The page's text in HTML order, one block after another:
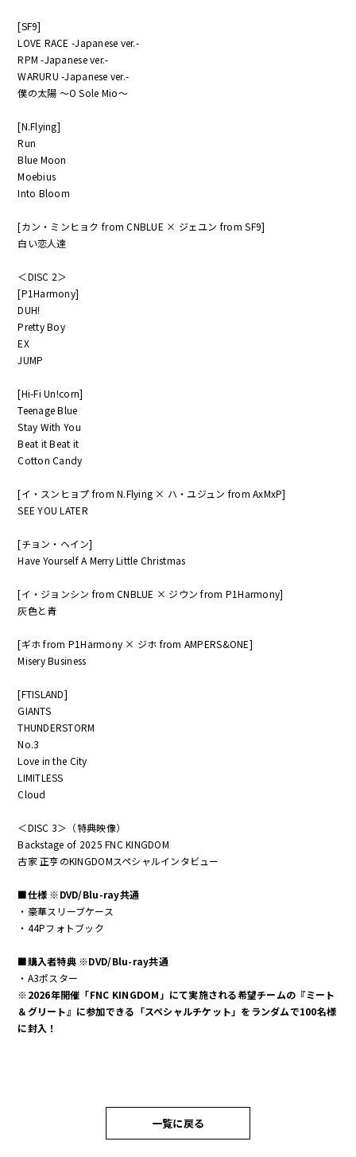
[SF9]
LOVE RACE -Japanese ver.-
RPM -Japanese ver.-
WARURU -Japanese ver.-
僕の太陽 ～O Sole Mio～
[N.Flying]
Run
Blue Moon
Moebius
Into Bloom
[カン・ミンヒョク from CNBLUE × ジェユン from SF9]
白い恋人達
＜DISC 2＞
[P1Harmony]
DUH!
Pretty Boy
EX
JUMP
[Hi-Fi Un!corn]
Teenage Blue
Stay With You
Beat it Beat it
Cotton Candy
[イ・スンヒョプ from N.Flying × ハ・ユジュン from AxMxP]
SEE YOU LATER
[チョン・ヘイン]
Have Yourself A Merry Little Christmas
[イ・ジョンシン from CNBLUE × ジウン from P1Harmony]
灰色と青
[ギホ from P1Harmony × ジホ from AMPERS&ONE]
Misery Business
[FTISLAND]
GIANTS
THUNDERSTORM
No.3
Love in the City
LIMITLESS
Cloud
＜DISC 3＞（特典映像）
Backstage of 2025 FNC KINGDOM
古家 正亨のKINGDOMスペシャルインタビュー
■仕様 ※DVD/Blu-ray共通
・豪華スリーブケース
・44Pフォトブック
■購入者特典 ※DVD/Blu-ray共通
・A3ポスター
※2026年開催「FNC KINGDOM」にて実施される希望チームの『ミート
＆グリート』に参加できる「スペシャルチケット」をランダムで100名様
に封入！
一覧に戻る